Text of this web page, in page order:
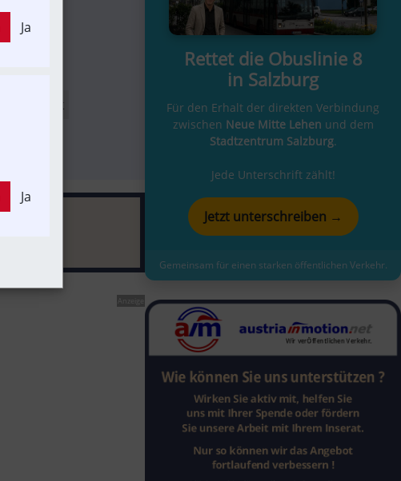
Newslink
Rettet die Obuslinie 8
in Salzburg
Für den Erhalt der direkten Verbindung
zwischen Neue Mitte Lehen und dem
Stadtzentrum Salzburg.
Jede Unterschrift zählt!
Jetzt unterschreiben →
Gemeinsam für einen starken öffentlichen Verkehr.
Anzeige
Ja
Ja